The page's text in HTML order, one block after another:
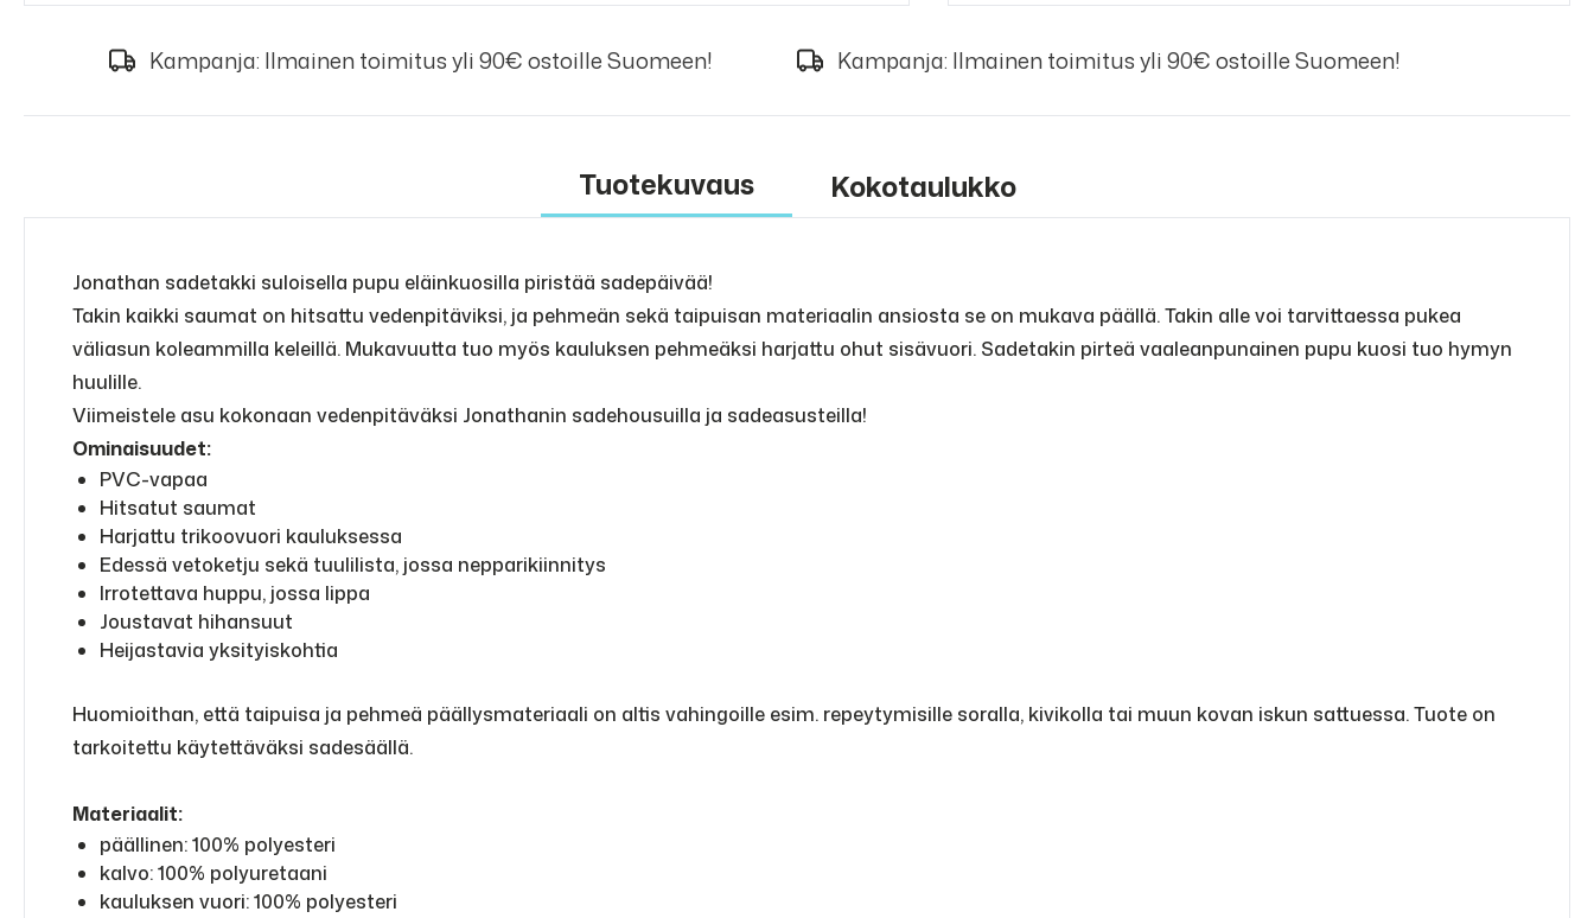
Kampanja: Ilmainen toimitus yli 90€ ostoille Suomeen! Kampanja: Ilmainen toimitus yli 90€ ostoille Suomeen!
Tuotekuvaus Kokotaulukko
Jonathan sadetakki suloisella pupu eläinkuosilla piristää sadepäivää!
Takin kaikki saumat on hitsattu vedenpitäviksi, ja pehmeän sekä taipuisan materiaalin ansiosta se on mukava päällä. Takin alle voi tarvittaessa pukea
väliasun koleammilla keleillä. Mukavuutta tuo myös kauluksen pehmeäksi harjattu ohut sisävuori. Sadetakin pirteä vaaleanpunainen pupu kuosi tuo hymyn
huulille.
Viimeistele asu kokonaan vedenpitäväksi Jonathanin sadehousuilla ja sadeasusteilla!
Ominaisuudet:
PVC-vapaa
Hitsatut saumat
Harjattu trikoovuori kauluksessa
Edessä vetoketju sekä tuulilista, jossa nepparikiinnitys
Irrotettava huppu, jossa lippa
Joustavat hihansuut
Heijastavia yksityiskohtia
Huomioithan, että taipuisa ja pehmeä päällysmateriaali on altis vahingoille esim. repeytymisille soralla, kivikolla tai muun kovan iskun sattuessa. Tuote on
tarkoitettu käytettäväksi sadesäällä.
Materiaalit:
päällinen: 100% polyesteri
kalvo: 100% polyuretaani
kauluksen vuori: 100% polyesteri